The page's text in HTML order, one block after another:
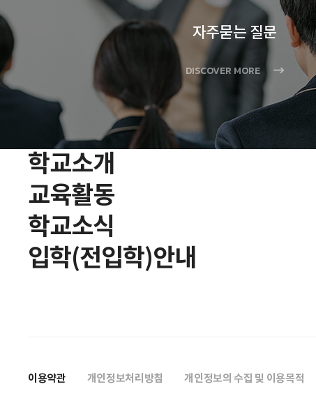
자주묻는 질문
DISCOVER MORE
학교소개
교육활동
학교소식
입학(전입학)안내
이용약관 개인정보처리방침 개인정보의 수집 및 이용목적